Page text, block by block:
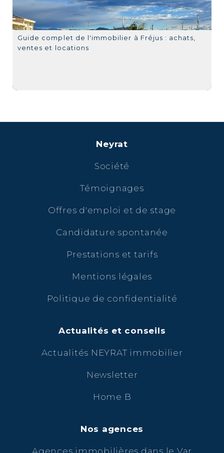
Guide complet de l'immobilier à Fréjus : achats,
ventes et locations
Neyrat
Société
Témoignages
Offres d'emploi et de stage
Candidature spontanée
Prestations et tarifs
Mentions légales
Politique de confidentialité
Actualités et conseils
Actualités NEYRAT immobilier
Newsletter
Home B
Nos agences
Agences immobilières dans le Var